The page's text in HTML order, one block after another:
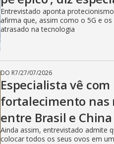
Entrevistado aponta
afirma que, assim como o 5G e os
atrasado na tecnologia
DO R7/27/07/2026
Especialista vê
fortalecimento nas
entre Brasil e China
Ainda assim, entrevistado admite
colocar todos os seus ovos em